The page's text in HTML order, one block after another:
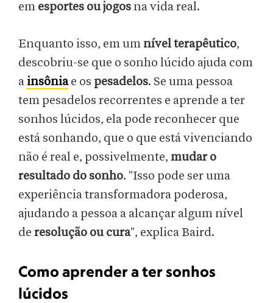
em esportes ou jogos na vida real.
Enquanto isso, em um nível terapêutico,
descobriu-se que o sonho lúcido ajuda com
a insôniae os pesadelos. Se uma pessoa
tem pesadelos recorrentes e aprende a ter
sonhos lúcidos, ela pode reconhecer que
está sonhando, que o que está vivenciando
não é real e, possivelmente, mudar o
resultado do sonho. "Isso pode ser uma
experiência transformadora poderosa,
ajudando a pessoa a alcançar algum nível
de resolução ou cura", explica Baird.
Como aprender a ter sonhos
lúcidos